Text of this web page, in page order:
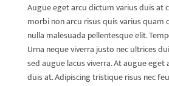
Augue eget arcu dictum varius duis at
morbi non arcu risus quis varius quam
nulla malesuada pellentesque elit.
Urna neque viverra justo nec ultrices
sed augue lacus viverra. At augue
duis at. Adipiscing tristique risus nec